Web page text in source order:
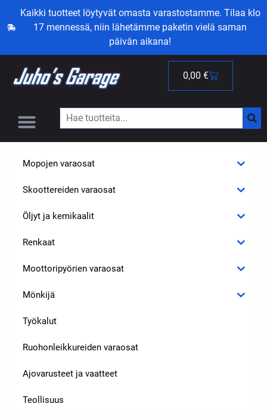
Kaikki tuotteet löytyvät omasta varastostamme. Tilaa klo
17 mennessä, niin lähetämme paketin vielä saman
päivän aikana!
0,00 €
Mopojen varaosat
Skoottereiden varaosat
Öljyt ja kemikaalit
Renkaat
Moottoripyörien varaosat
Mönkijä
Työkalut
Ruohonleikkureiden varaosat
Ajovarusteet ja vaatteet
Teollisuus